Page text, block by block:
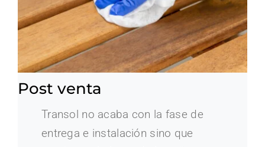
Post venta
Transol no acaba con la fase de
entrega e instalación sino que